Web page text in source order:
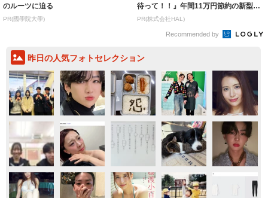
のルーツに迫る
PR(國學院大學)
待って！！』年間11万円節約の新型タ
バコ
PR(株式会社HAL)
Recommended by
昨日の人気フォトセレクション